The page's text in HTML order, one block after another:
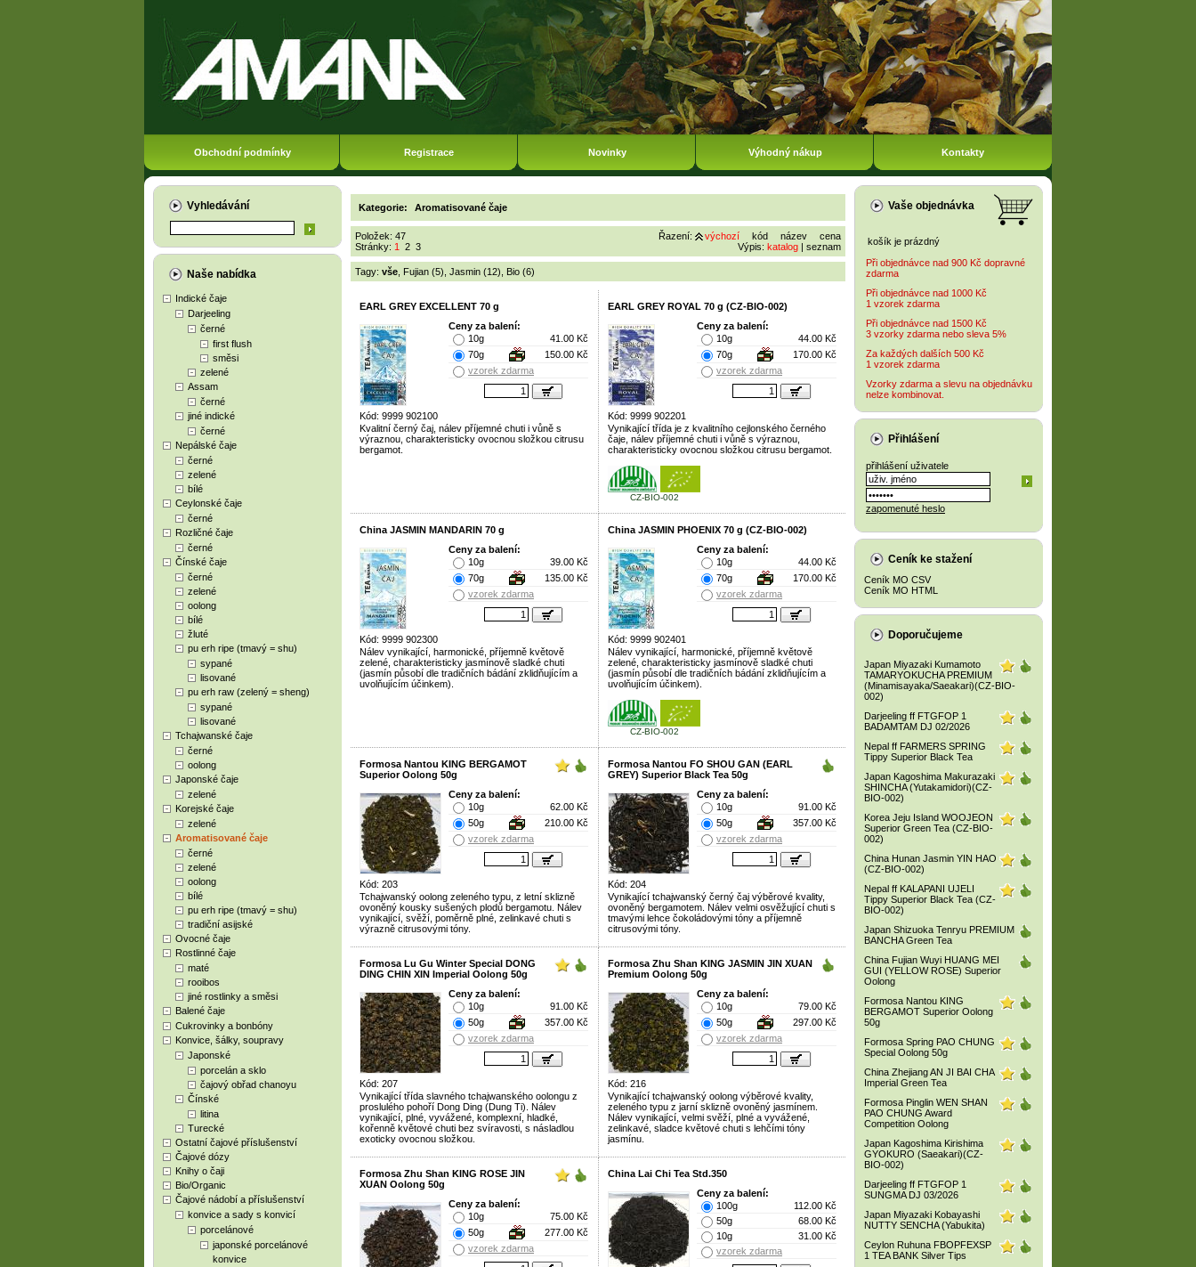
Obchodní podmínky Registrace Novinky Výhodný nákup Kontakty
Vyhledávání
Naše nabídka
Indické čaje
Darjeeling
černé
first flush
směsi
zelené
Assam
černé
jiné indické
černé
Nepálské čaje
černé
zelené
bílé
Ceylonské čaje
černé
Rozličné čaje
černé
Čínské čaje
černé
zelené
oolong
bílé
žluté
pu erh ripe (tmavý = shu)
sypané
lisované
pu erh raw (zelený = sheng)
sypané
lisované
Tchajwanské čaje
černé
oolong
Japonské čaje
zelené
Korejské čaje
zelené
Aromatisované čaje
černé
zelené
oolong
bílé
pu erh ripe (tmavý = shu)
tradiční asijské
Ovocné čaje
Rostlinné čaje
maté
rooibos
jiné rostlinky a směsi
Balené čaje
Cukrovinky a bonbóny
Konvice, šálky, soupravy
Japonské
porcelán a sklo
čajový obřad chanoyu
Čínské
litina
Turecké
Ostatní čajové příslušenství
Čajové dózy
Knihy o čaji
Bio/Organic
Čajové nádobí a příslušenství
konvice a sady s konvicí
porcelánové
japonské porcelánové
konvice
Kategorie: Aromatisované čaje
Řazení: výchozí kód název
cena
Výpis: katalog | seznam
Položek: 47
Stránky: 1 2 3
Tagy: vše Fujian (5) Jasmin (12) Bio (6)
EARL GREY EXCELLENT 70 g
Kód: 9999 902100
Ceny za balení:
10g
41.00 Kč
70g
150.00 Kč
vzorek zdarma
Kvalitní černý čaj, nálev příjemné chuti i vůně s
výraznou, charakteristicky ovocnou složkou citrusu
bergamot.
EARL GREY ROYAL 70 g (CZ-BIO-002)
Kód: 9999 902201
Ceny za balení:
10g
44.00 Kč
70g
170.00 Kč
vzorek zdarma
Vynikající třída je z kvalitního cejlonského černého
čaje, nálev příjemné chuti i vůně s výraznou,
charakteristicky ovocnou složkou citrusu bergamot.
CZ-BIO-002
China JASMIN MANDARIN 70 g
Kód: 9999 902300
Ceny za balení:
10g
39.00 Kč
70g
135.00 Kč
vzorek zdarma
Nálev vynikající, harmonické, příjemně květově
zelené, charakteristicky jasmínově sladké chuti
(jasmín působí dle tradičních bádání zklidňujícím a
uvolňujícím účinkem).
China JASMIN PHOENIX 70 g (CZ-BIO-002)
Kód: 9999 902401
Ceny za balení:
10g
44.00 Kč
70g
170.00 Kč
vzorek zdarma
Nálev vynikající, harmonické, příjemně květově
zelené, charakteristicky jasmínově sladké chuti
(jasmín působí dle tradičních bádání zklidňujícím a
uvolňujícím účinkem).
CZ-BIO-002
Formosa Nantou KING BERGAMOT
Superior Oolong 50g
Kód: 203
Ceny za balení:
10g
62.00 Kč
50g
210.00 Kč
vzorek zdarma
Tchajwanský oolong zeleného typu, z letní sklizně
ovoněný kousky sušených plodů bergamotu. Nálev
vynikající, svěží, poměrně plné, zelinkavé chuti s
výrazně citrusovými tóny.
Formosa Nantou FO SHOU GAN (EARL
GREY) Superior Black Tea 50g
Kód: 204
Ceny za balení:
10g
91.00 Kč
50g
357.00 Kč
vzorek zdarma
Vynikající tchajwanský černý čaj výběrové kvality,
ovoněný bergamotem. Nálev velmi osvěžující chuti s
tmavými lehce čokoládovými tóny a příjemně
citrusovými tóny.
Formosa Lu Gu Winter Special DONG
DING CHIN XIN Imperial Oolong 50g
Kód: 207
Ceny za balení:
10g
91.00 Kč
50g
357.00 Kč
vzorek zdarma
Vynikající třída slavného tchajwanského oolongu z
proslulého pohoří Dong Ding (Dung Ti). Nálev
vynikající, plné, vyvážené, komplexní, hladké,
kořenně květové chuti bez svíravosti, s násladlou
exoticky ovocnou složkou.
Formosa Zhu Shan KING JASMIN JIN XUAN
Premium Oolong 50g
Kód: 216
Ceny za balení:
10g
79.00 Kč
50g
297.00 Kč
vzorek zdarma
Vynikající tchajwanský oolong výběrové kvality,
zeleného typu z jarní sklizně ovoněný jasmínem.
Nálev vynikající, velmi svěží, plné a vyvážené,
zelinkavé, sladce květové chuti s lehčími tóny
jasmínu.
Formosa Zhu Shan KING ROSE JIN
XUAN Oolong 50g
Ceny za balení:
10g
75.00 Kč
50g
277.00 Kč
vzorek zdarma
China Lai Chi Tea Std.350
Ceny za balení:
100g
112.00 Kč
50g
68.00 Kč
10g
31.00 Kč
vzorek zdarma
Vaše objednávka
košík je prázdný
Při objednávce nad 900 Kč dopravné
zdarma
Při objednávce nad 1000 Kč
1 vzorek zdarma
Při objednávce nad 1500 Kč
3 vzorky zdarma nebo sleva 5%
Za každých dalších 500 Kč
1 vzorek zdarma
Vzorky zdarma a slevu na objednávku
nelze kombinovat.
Přihlášení
přihlášení uživatele
zapomenuté heslo
Ceník ke stažení
Ceník MO CSV
Ceník MO HTML
Doporučujeme
Japan Miyazaki Kumamoto
TAMARYOKUCHA PREMIUM
(Minamisayaka/Saeakari)(CZ-BIO-
002)
Darjeeling ff FTGFOP 1
BADAMTAM DJ 02/2026
Nepal ff FARMERS SPRING
Tippy Superior Black Tea
Japan Kagoshima Makurazaki
SHINCHA (Yutakamidori)(CZ-
BIO-002)
Korea Jeju Island WOOJEON
Superior Green Tea (CZ-BIO-
002)
China Hunan Jasmin YIN HAO
(CZ-BIO-002)
Nepal ff KALAPANI UJELI
Tippy Superior Black Tea (CZ-
BIO-002)
Japan Shizuoka Tenryu PREMIUM
BANCHA Green Tea
China Fujian Wuyi HUANG MEI
GUI (YELLOW ROSE) Superior
Oolong
Formosa Nantou KING
BERGAMOT Superior Oolong
50g
Formosa Spring PAO CHUNG
Special Oolong 50g
China Zhejiang AN JI BAI CHA
Imperial Green Tea
Formosa Pinglin WEN SHAN
PAO CHUNG Award
Competition Oolong
Japan Kagoshima Kirishima
GYOKURO (Saeakari)(CZ-
BIO-002)
Darjeeling ff FTGFOP 1
SUNGMA DJ 03/2026
Japan Miyazaki Kobayashi
NUTTY SENCHA (Yabukita)
Ceylon Ruhuna FBOPFEXSP
1 TEA BANK Silver Tips